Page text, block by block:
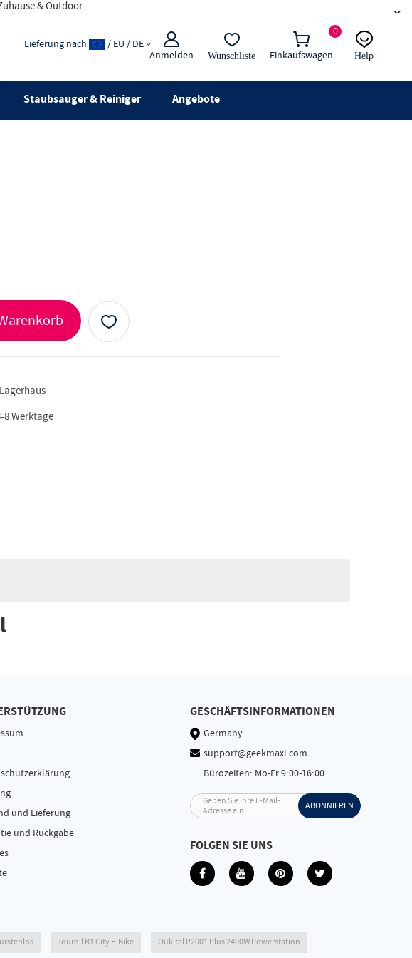
×
0
Einkaufswagen
Anmelden Wunschliste
Lieferung nach / EU / DE
Help
Staubsauger & Reiniger Angebote
8 Werktage
und Lieferung
und Rückgabe
GESCHÄFTSINFORMATIONEN
Germany
support@geekmaxi.com
Bürozeiten: Mo-Fr 9:00-16:00
Geben Sie Ihre E-Mail-
Adresse ein
ABONNIEREN
FOLGEN SIE UNS
Touroll B1 City E-Bike Oukitel P2001 Plus 2400W Powerstation